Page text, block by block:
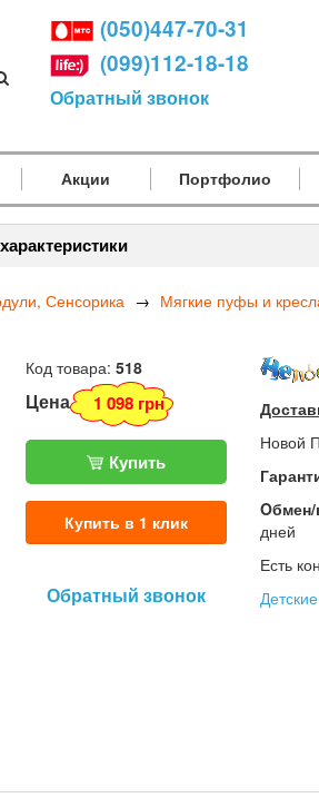
(050)447-70-31
(099)112-18-18
Обратный звонок
Акции Портфолио
Сенсорика
Мягкие пуфы и
Код товара: 518
Цена 1 098 грн
Купить
Купить в 1 клик
Обратный звонок
Новой
дней
Есть